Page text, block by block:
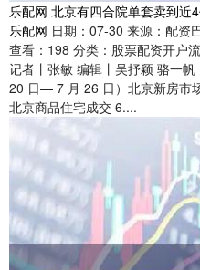
乐配网 北京有四合院单套卖到近
乐配网 日期：07-30 来源：配资
查看： 198 分类： 股票配资开户
记者丨张敏 编辑丨吴抒颖 骆一
20 日— 7 月 26 日）北京新房市
北京商品住宅成交 6....